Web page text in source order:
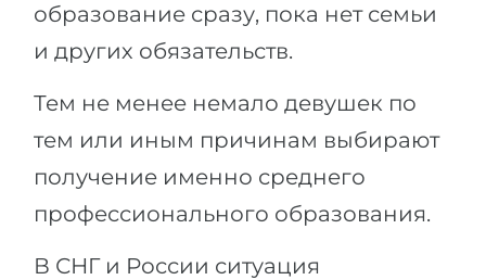
образование сразу, пока нет семьи
и других обязательств.
Тем не менее немало девушек по
тем или иным причинам выбирают
получение именно среднего
профессионального образования.
В СНГ и России ситуация